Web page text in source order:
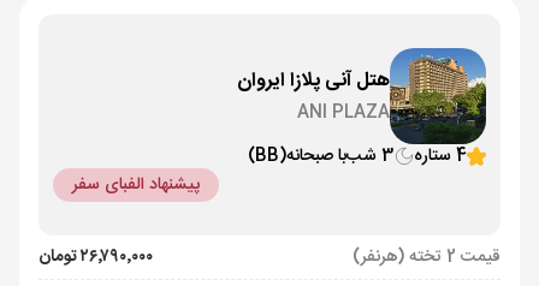
هتل آنی پلازا ایروان
ANI PLAZA
4 ستاره
3 شب با صبحانه(BB)
پیشنهاد الفبای سفر
قیمت 2 تخته (هرنفر)
۲۶٬۷۹۰٬۰۰۰ تومان